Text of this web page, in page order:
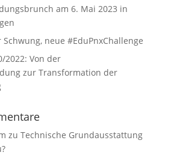
am 6. Mai 2023 in
Schwung, neue #EduPnxChallenge
2022: Von der
zur Transformation der
zu Technische Grundausstattung